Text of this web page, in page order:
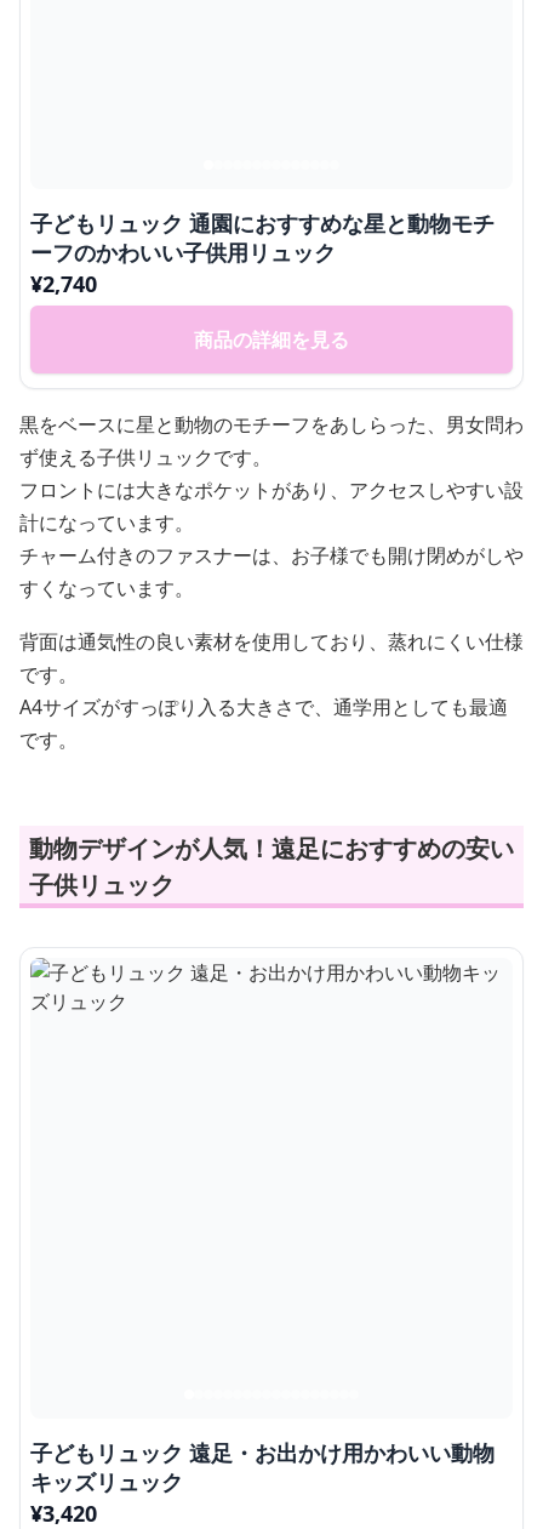
子どもリュック 通園におすすめな星と動物モチ
ーフのかわいい子供用リュック
¥2,740
商品の詳細を見る
黒をベースに星と動物のモチーフをあしらった、男女問わ
ず使える子供リュックです。
フロントには大きなポケットがあり、アクセスしやすい設
計になっています。
チャーム付きのファスナーは、お子様でも開け閉めがしや
すくなっています。
背面は通気性の良い素材を使用しており、蒸れにくい仕様
です。
A4サイズがすっぽり入る大きさで、通学用としても最適
です。
動物デザインが人気！遠足におすすめの安い
子供リュック
子どもリュック 遠足・お出かけ用かわいい動物
キッズリュック
¥3,420